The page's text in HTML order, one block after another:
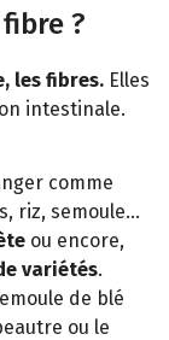
?
les fibres. Elles
intestinale.
comme
riz, semoule…
ou encore,
variétés.
de blé
ou le